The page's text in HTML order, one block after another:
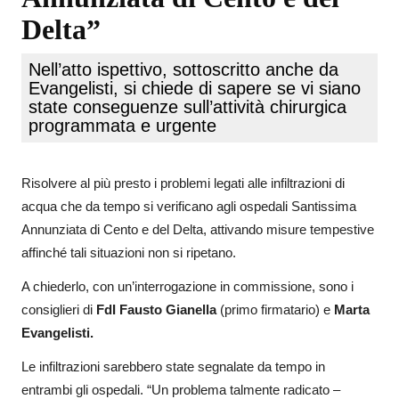
Delta”
Nell’atto ispettivo, sottoscritto anche da
Evangelisti, si chiede di sapere se vi siano
state conseguenze sull’attività chirurgica
programmata e urgente
Risolvere al più presto i problemi legati alle infiltrazioni di
acqua che da tempo si verificano agli ospedali Santissima
Annunziata di Cento e del Delta, attivando misure tempestive
affinché tali situazioni non si ripetano.
A chiederlo, con un’interrogazione in commissione, sono i
consiglieri di FdI Fausto Gianella(primo firmatario) e Marta
Evangelisti.
Le infiltrazioni sarebbero state segnalate da tempo in
entrambi gli ospedali. “Un problema talmente radicato –